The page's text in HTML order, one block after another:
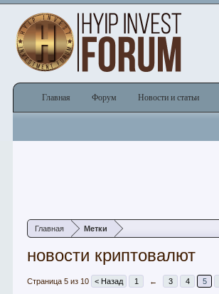
Главная Метки
новости криптовалют
Страница 5 из 10 < Назад 1 ← 3 4 5
Главная Форум Новости и статьи